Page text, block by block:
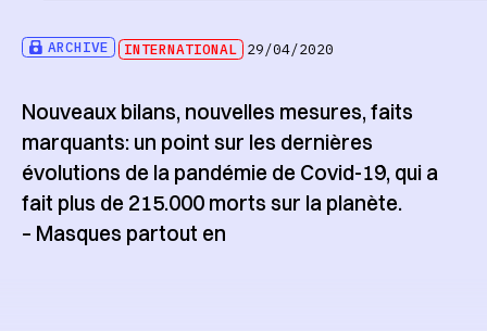
ARCHIVE INTERNATIONAL 29/04/2020
Nouveaux bilans, nouvelles mesures, faits
marquants: un point sur les dernières
évolutions de la pandémie de Covid-19, qui a
fait plus de 215.000 morts sur la planète.
– Masques partout en